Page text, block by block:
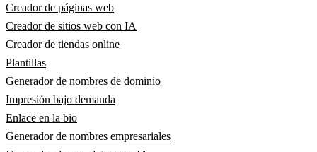
Creador de páginas web
Creador de sitios web con IA
Creador de tiendas online
Plantillas
Generador de nombres de dominio
Impresión bajo demanda
Enlace en la bio
Generador de nombres empresariales